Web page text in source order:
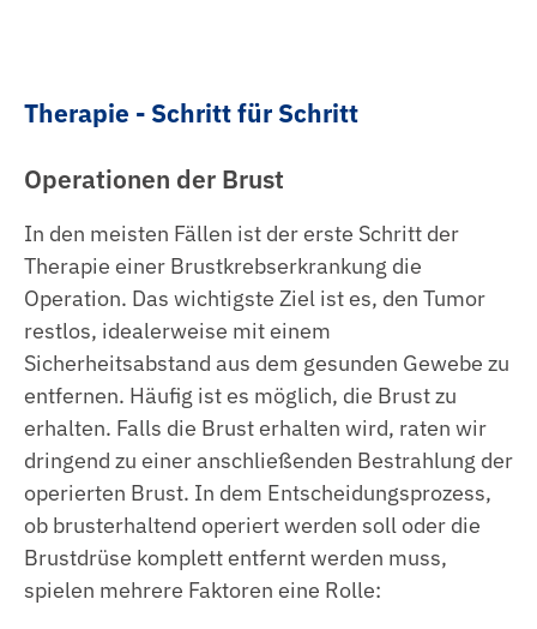
Therapie - Schritt für Schritt
Operationen der Brust
In den meisten Fällen ist der erste Schritt der
Therapie einer Brustkrebserkrankung die
Operation. Das wichtigste Ziel ist es, den Tumor
restlos, idealerweise mit einem
Sicherheitsabstand aus dem gesunden Gewebe zu
entfernen. Häufig ist es möglich, die Brust zu
erhalten. Falls die Brust erhalten wird, raten wir
dringend zu einer anschließenden Bestrahlung der
operierten Brust. In dem Entscheidungsprozess,
ob brusterhaltend operiert werden soll oder die
Brustdrüse komplett entfernt werden muss,
spielen mehrere Faktoren eine Rolle: